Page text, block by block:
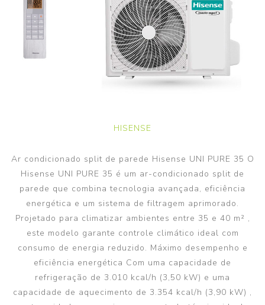
HISENSE
Ar condicionado split de parede Hisense UNI PURE 35 O
Hisense UNI PURE 35 é um ar-condicionado split de
parede que combina tecnologia avançada, eficiência
energética e um sistema de filtragem aprimorado.
Projetado para climatizar ambientes entre 35 e 40 m² ,
este modelo garante controle climático ideal com
consumo de energia reduzido. Máximo desempenho e
eficiência energética Com uma capacidade de
refrigeração de 3.010 kcal/h (3,50 kW) e uma
capacidade de aquecimento de 3.354 kcal/h (3,90 kW) ,